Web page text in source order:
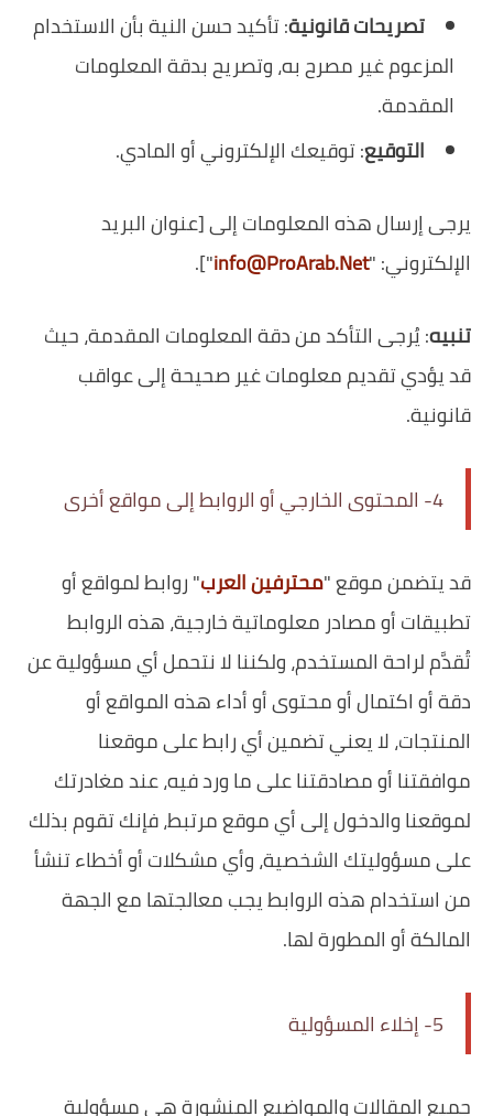
تصريحات قانونية: تأكيد حسن النية بأن الاستخدام
المزعوم غير مصرح به، وتصريح بدقة المعلومات
المقدمة.
التوقيع: توقيعك الإلكتروني أو المادي.
يرجى إرسال هذه المعلومات إلى [عنوان البريد
الإلكتروني: "info@ProArab.Net
"].
تنبيه: يُرجى التأكد من دقة المعلومات المقدمة، حيث
قد يؤدي تقديم معلومات غير صحيحة إلى عواقب
قانونية.
4- المحتوى الخارجي أو الروابط إلى مواقع أخرى
قد يتضمن موقع "محترفين العرب" روابط لمواقع أو
تطبيقات أو مصادر معلوماتية خارجية، هذه الروابط
تُقدَّم لراحة المستخدم، ولكننا لا نتحمل أي مسؤولية عن
دقة أو اكتمال أو محتوى أو أداء هذه المواقع أو
المنتجات، لا يعني تضمين أي رابط على موقعنا
موافقتنا أو مصادقتنا على ما ورد فيه، عند مغادرتك
لموقعنا والدخول إلى أي موقع مرتبط، فإنك تقوم بذلك
على مسؤوليتك الشخصية، وأي مشكلات أو أخطاء تنشأ
من استخدام هذه الروابط يجب معالجتها مع الجهة
المالكة أو المطورة لها.
5- إخلاء المسؤولية
جميع المقالات والمواضيع المنشورة هي مسؤولية